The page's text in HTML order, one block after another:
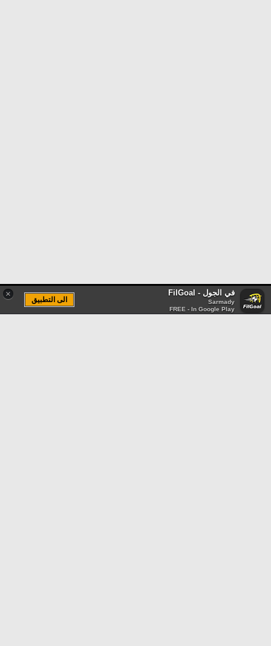
× في الجول - FilGoal
Sarmady
FREE - In Google Play
الى التطبيق